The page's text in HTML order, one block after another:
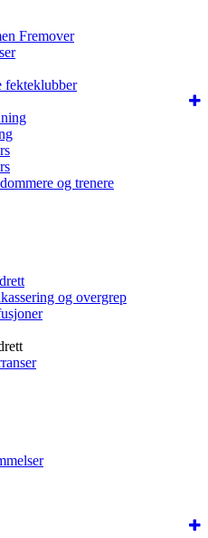
Fremover
fekteklubber
og trenere
og overgrep